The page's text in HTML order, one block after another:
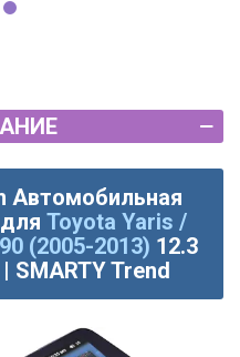
Автомобильная
Toyota Yaris /
(2005-2013) 12.3
SMARTY Trend